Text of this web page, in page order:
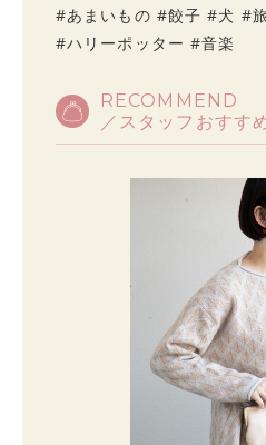
#あまいもの #餃子 #犬 #
#ハリーポッター #音楽
RECOMMEND
／スタッフおすす